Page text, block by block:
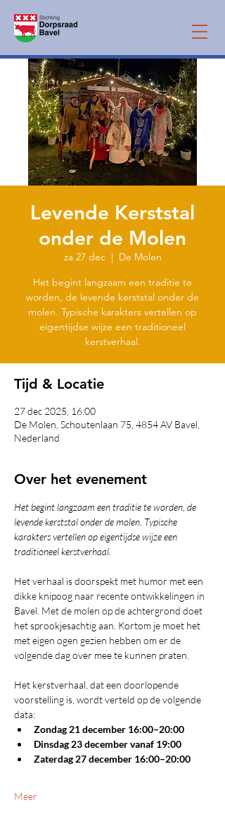
Levende Kerststal
onder de Molen
za 27 dec
  |
De Molen
Het begint langzaam een traditie te
worden, de levende kerststal onder de
molen. Typische karakters vertellen op
eigentijdse wijze een traditioneel
kerstverhaal.
Tijd & Locatie
27 dec 2025, 16:00
De Molen, Schoutenlaan 75, 4854 AV Bavel,
Nederland
Over het evenement
Het begint langzaam een traditie te worden, de
levende kerststal onder de molen. Typische
karakters vertellen op eigentijdse wijze een
traditioneel kerstverhaal.
Het verhaal is doorspekt met humor met een
dikke knipoog naar recente ontwikkelingen in
Bavel. Met de molen op de achtergrond doet
het sprookjesachtig aan. Kortom je moet het
met eigen ogen gezien hebben om er de
volgende dag over mee te kunnen praten.
Het kerstverhaal, dat een doorlopende
voorstelling is, wordt verteld op de volgende
data:
Zondag 21 december 16:00–20:00
Dinsdag 23 december vanaf 19:00
Zaterdag 27 december 16:00–20:00
Meer